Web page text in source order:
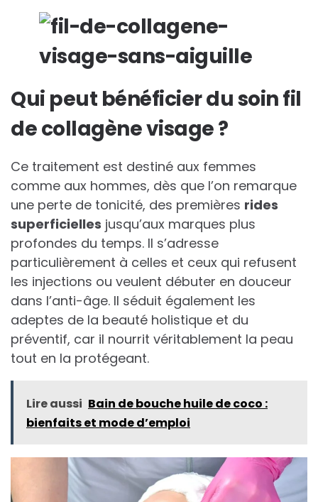
Qui peut bénéficier du soin fil
de collagène visage ?
Ce traitement est destiné aux femmes
comme aux hommes, dès que l’on remarque
une perte de tonicité, des premières rides
superficielles jusqu’aux marques plus
profondes du temps. Il s’adresse
particulièrement à celles et ceux qui refusent
les injections ou veulent débuter en douceur
dans l’anti-âge. Il séduit également les
adeptes de la beauté holistique et du
préventif, car il nourrit véritablement la peau
tout en la protégeant.
Lire aussi Bain de bouche huile de coco :
bienfaits et mode d’emploi